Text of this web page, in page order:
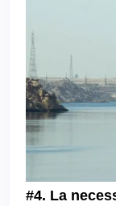
#4. La